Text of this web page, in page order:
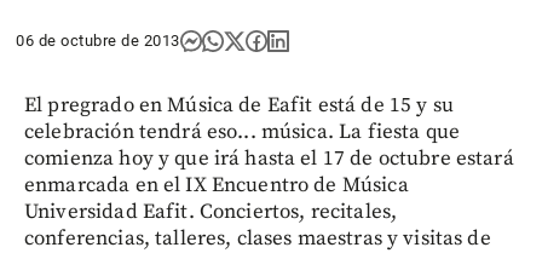
06 de octubre de 2013
El pregrado en Música de Eafit está de 15 y su
celebración tendrá eso... música. La fiesta que
comienza hoy y que irá hasta el 17 de octubre estará
enmarcada en el IX Encuentro de Música
Universidad Eafit. Conciertos, recitales,
conferencias, talleres, clases maestras y visitas de